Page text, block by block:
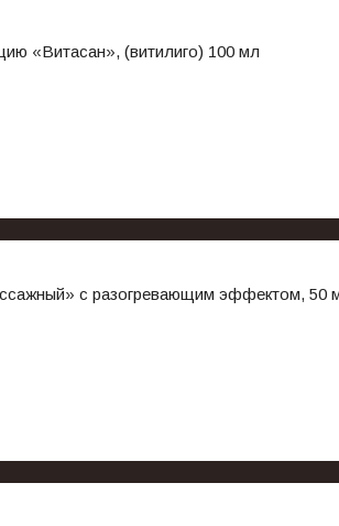
«Витасан», (витилиго) 100 мл
с разогревающим эффектом, 50